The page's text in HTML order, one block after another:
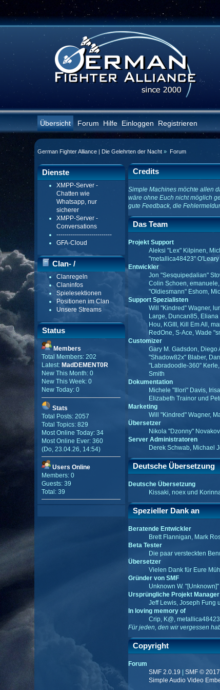
Übersicht Forum Hilfe Einloggen Registrieren
German Fighter Alliance | Die Gelehrten der Nacht » Forum
Dienste
XMPP-Server -
Chatten wie
Whatsapp, nur
sicherer
XMPP-Server -
Conversations
---------------------------
GFA-Cloud
Clan- /
Gildenmenü
Clanregeln
Claninfos
Spielesektionen
Positionen im Clan
Unsere Streams
Status
Members
Total Members: 202
Latest: MadDEMENT0R
New This Month: 0
New This Week: 0
New Today: 0
Stats
Total Posts: 2057
Total Topics: 829
Most Online Today: 34
Most Online Ever: 360
(Do, 23.04.26, 14:54)
Users Online
Members: 0
Guests: 39
Total: 39
Credits
Simple Machines möchte allen
wäre ohne Euch nicht möglich
gute Feedback, die
Das Team
Projekt Support
Aleksi "Lex" Kilpinen,
"metallica48423" O'Leary
Entwickler
Jon "Sesquipedalian"
Colin Schoen,
"Oldiesmann" Eshom,
Support Spezialisten
Will "Kindred" Wagner,
Large, Duncan85,
Hou, KGIII, Kill Em All,
RedOne, S-Ace, Wade
Customizer
Gary M. Gadsdon,
"Shadow82x" Blaber,
"Labradoodle-360"
Smith
Dokumentation
Michele "Illori" Davis,
Elizabeth Trainor und
Marketing
Will "Kindred" Wagner,
Übersetzer
Nikola "Dzonny"
Server Administratoren
Derek Schwab, Michael
Deutsche Übersetzung
Deutsche Übersetzung
Kissaki, noex und
Spezieller Dank an
Beratende Entwickler
Brett Flannigan, Mark
Beta Tester
Die paar versteckten
Übersetzer
Vielen Dank für Eure
Gründer von SMF
Unknown W.
Ursprüngliche Projekt Manager
Jeff Lewis, Joseph Fung
In loving memory of
Crip, K@,
Für jeden, den wir vergessen
Copyright
Forum
SMF 2.0.19
SMF © 2017
Simple Audio Video